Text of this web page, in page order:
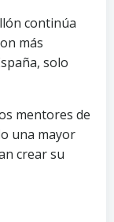
continúa
más
solo
mentores de
una mayor
crear su